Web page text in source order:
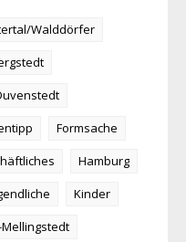
Walddörfer
Formsache
Hamburg
Kinder